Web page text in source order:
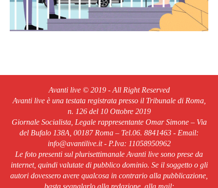
Avanti live © 2019 - All Right Reserved
Avanti live è una testata registrata presso il Tribunale di Roma,
n. 126 del 10 Ottobre 2019
Giornale Socialista, Legale rappresentante Omar Simone – Via
del Bufalo 138A, 00187 Roma – Tel.06. 8841463 - Email:
info@avantilive.it - P.Iva: 11058950962
Le foto presenti sul plurisettimanale Avanti live sono prese da
internet, quindi valutate di pubblico dominio. Se il soggetto o gli
autori dovessero avere qualcosa in contrario alla pubblicazione,
basta segnalarlo alla redazione, alla mail: